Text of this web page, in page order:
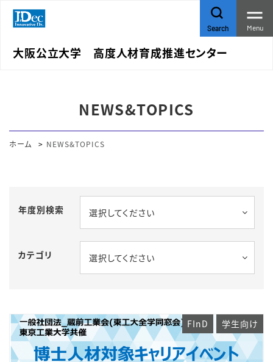
大阪公立大学 高度人材育成推進センター
Search Menu
NEWS&TOPICS
ホーム NEWS&TOPICS
年度別検索 選択してください
カテゴリ 選択してください
FInD 学生向け